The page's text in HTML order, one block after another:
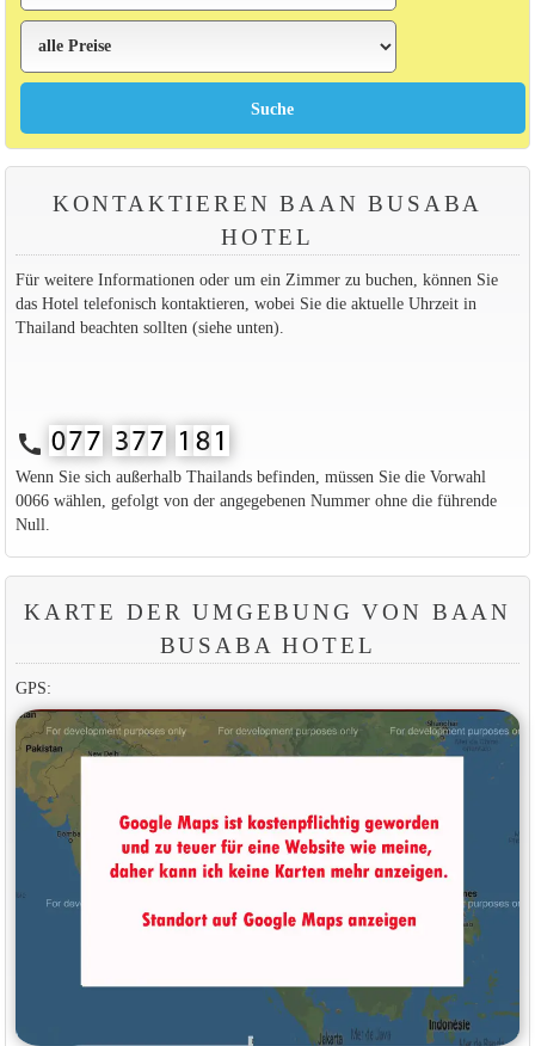
KONTAKTIEREN BAAN BUSABA
HOTEL
Für weitere Informationen oder um ein Zimmer zu buchen, können Sie
das Hotel telefonisch kontaktieren, wobei Sie die aktuelle Uhrzeit in
Thailand beachten sollten (siehe unten).
call
Wenn Sie sich außerhalb Thailands befinden, müssen Sie die Vorwahl
0066 wählen, gefolgt von der angegebenen Nummer ohne die führende
Null.
KARTE DER UMGEBUNG VON BAAN
BUSABA HOTEL
GPS: